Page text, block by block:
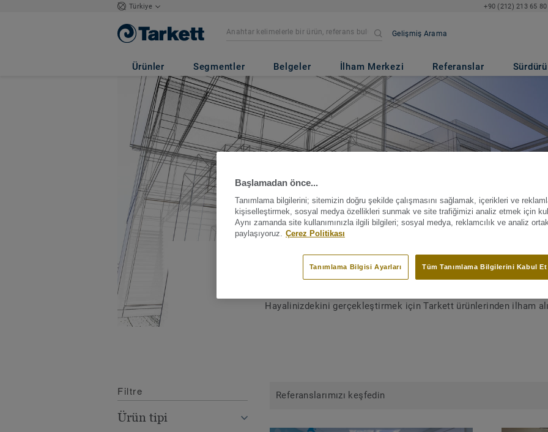
Türkiye +90 (212) 213 65 80
Gelişmiş Arama
Ürünler Segmentler Belgeler İlham Merkezi Referanslar
Referanslarımız
Hayalinizdekini gerçekleştirmek için Tarkett ürünlerinden ilham
Filtre
Ürün tipi
Referanslarımızı keşfedin
Başlamadan önce...
Tanımlama bilgilerini; sitemizin doğru şekilde çalışmasını sağlamak, içerikleri ve
kişiselleştirmek, sosyal medya özellikleri sunmak ve site trafiğimizi analiz etmek için
Aynı zamanda site kullanımınızla ilgili bilgileri; sosyal medya, reklamcılık ve analiz
paylaşıyoruz.
Çerez Politikası
Tüm Tanımlama Bilgilerini Kabul Et
Tanımlama Bilgisi Ayarları